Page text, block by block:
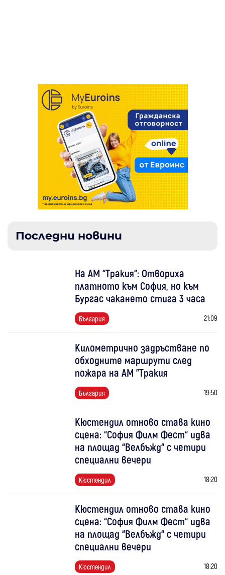
Последни новини
На АМ “Тракия“: Отвориха
платното към София, но към
Бургас чакането стига 3 часа
България 21:09
Километрично задръстване по
обходните маршрути след
пожара на АМ "Тракия
България 19:50
Кюстендил отново става кино
сцена: “София Филм Фест“ идва
на площад “Велбъжд“ с четири
специални вечери
Кюстендил 18:20
Кюстендил отново става кино
сцена: “София Филм Фест“ идва
на площад “Велбъжд“ с четири
специални вечери
Кюстендил 18:20